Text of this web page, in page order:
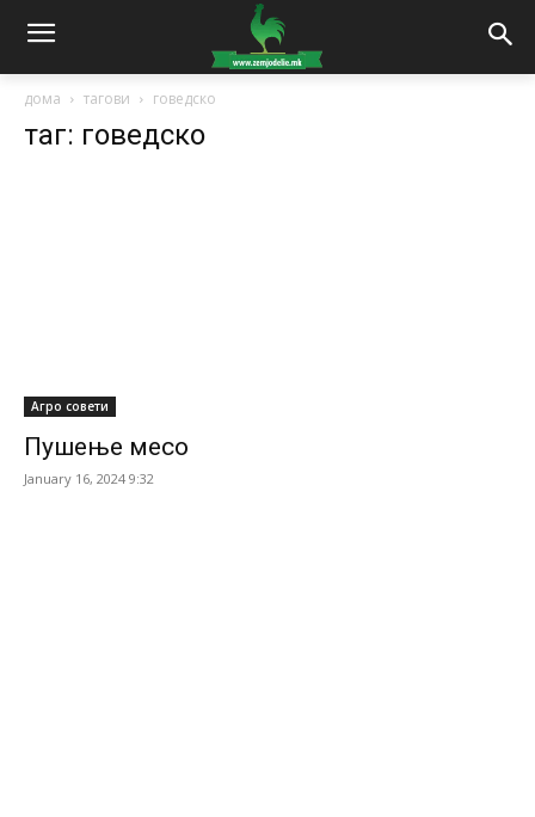
дома тагови говедско
таг: говедско
Агро совети
Пушење месо
January 16, 2024 9:32